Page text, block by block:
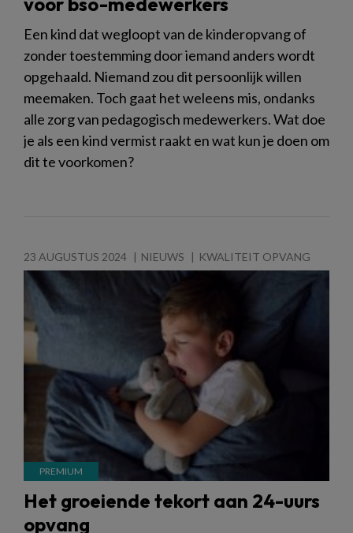
Een kind dat wegloopt van de kinderopvang of
zonder toestemming door iemand anders wordt
opgehaald. Niemand zou dit persoonlijk willen
meemaken. Toch gaat het weleens mis, ondanks
alle zorg van pedagogisch medewerkers. Wat doe
je als een kind vermist raakt en wat kun je doen om
dit te voorkomen?
23 AUGUSTUS 2024 NIEUWS KWALITEIT OPVANG
Het groeiende tekort aan 24-uurs
opvang